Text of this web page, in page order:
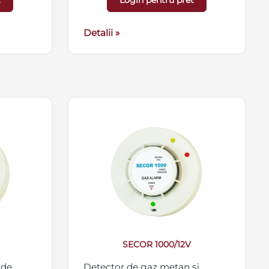
Detalii »
SECOR 1000/12V